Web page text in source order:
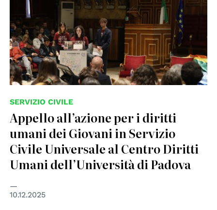
SERVIZIO CIVILE
Appello all’azione per i diritti
umani dei Giovani in Servizio
Civile Universale al Centro Diritti
Umani dell’Università di Padova
10.12.2025